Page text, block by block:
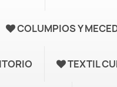
COLUMPIOS Y
TEXTIL